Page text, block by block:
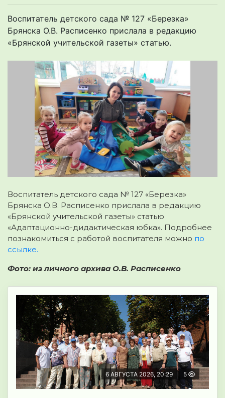
Воспитатель детского сада № 127 «Березка»
Брянска О.В. Расписенко прислала в редакцию
«Брянской учительской газеты» статью.
Воспитатель детского сада № 127 «Березка»
Брянска О.В. Расписенко прислала в редакцию
«Брянской учительской газеты» статью
«Адаптационно-дидактическая юбка». Подробнее
познакомиться с работой воспитателя можно по
ссылке.
Фото: из личного архива О.В. Расписенко
6 АВГУСТА 2026, 20:29 5